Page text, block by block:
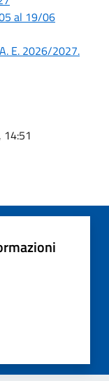
al 19/06
E. 2026/2027.
14:51